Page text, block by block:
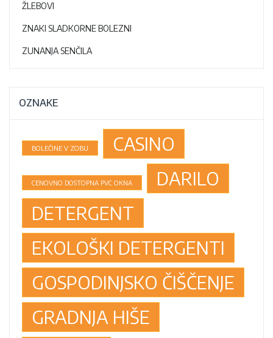
ŽLEBOVI
ZNAKI SLADKORNE BOLEZNI
ZUNANJA SENČILA
OZNAKE
BOLEČINE V ZOBU CASINO
CENOVNO DOSTOPNA PVC OKNA
DARILO
DETERGENT
EKOLOŠKI DETERGENTI
GOSPODINJSKO ČIŠČENJE
GRADNJA HIŠE